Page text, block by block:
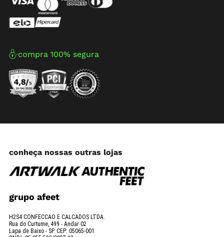
compra 100% segura
conheça nossas outras lojas
grupo afeet
H2S4 CONFECCAO E CALCADOS LTDA.
Rua do Curtume, 499 - Andar 02
Lapa de Baixo - SP. CEP: 05065-001